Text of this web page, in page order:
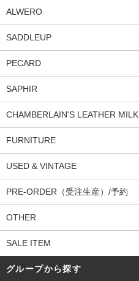
ALWERO
SADDLEUP
PECARD
SAPHIR
CHAMBERLAIN'S LEATHER MILK
FURNITURE
USED & VINTAGE
PRE-ORDER（受注生産）/予約
OTHER
SALE ITEM
グループから探す